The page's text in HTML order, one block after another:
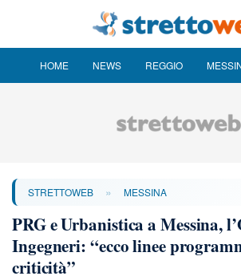
HOME NEWS REGGIO
STRETTOWEB » MESSINA
PRG e Urbanistica a Messina,
Ingegneri: “ecco linee
criticità”